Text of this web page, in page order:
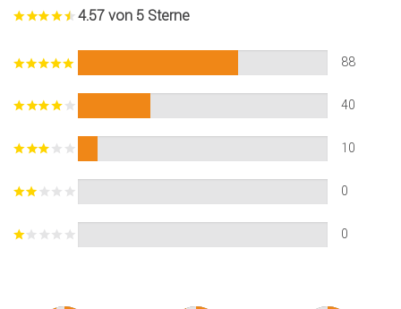
4.57 von 5 Sterne
88
40
10
0
0